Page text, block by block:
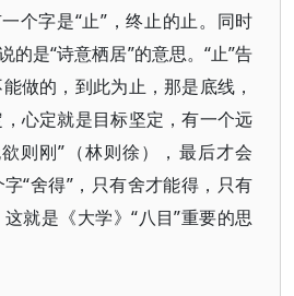
个字是“止”，终止的止。同时
的是“诗意栖居”的意思。“止”告
做的，到此为止，那是底线，
心定就是目标坚定，有一个远
则刚”（林则徐），最后才会
“舍得”，只有舍才能得，只有
就是《大学》“八目”重要的思